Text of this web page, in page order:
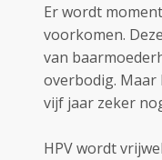
Er wordt
voorkomen.
van
overbodig. Maar
vijf jaar zeker
HPV wordt